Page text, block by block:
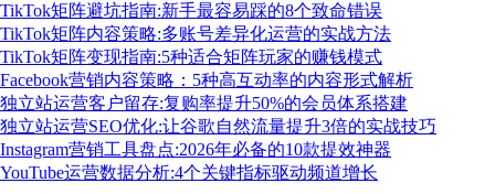
TikTok矩阵避坑指南:新手最容易踩的8个致命错误
TikTok矩阵内容策略:多账号差异化运营的实战方法
TikTok矩阵变现指南:5种适合矩阵玩家的赚钱模式
Facebook营销内容策略：5种高互动率的内容形式解析
独立站运营客户留存:复购率提升50%的会员体系搭建
独立站运营SEO优化:让谷歌自然流量提升3倍的实战技巧
Instagram营销工具盘点:2026年必备的10款提效神器
YouTube运营数据分析:4个关键指标驱动频道增长